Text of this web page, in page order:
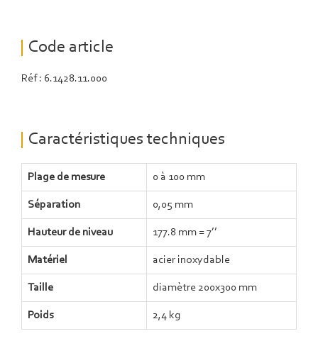
Code article
Réf : 6.1428.11.000
Caractéristiques techniques
Plage de mesure 0 à 100 mm
Séparation 0,05 mm
Hauteur de niveau 177.8 mm = 7’’
Matériel acier inoxydable
Taille diamètre 200x300 mm
Poids 2,4 kg